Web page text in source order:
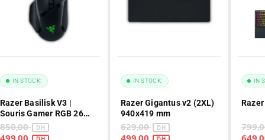
Razer Basilisk V3 |
Souris Gamer RGB 26
000 DPI au Maroc | Africa
Gaming
850,00
IN STOCK:
Razer Gigantus v2 (2XL)
940x419 mm
629,00
IN STOCK: IN